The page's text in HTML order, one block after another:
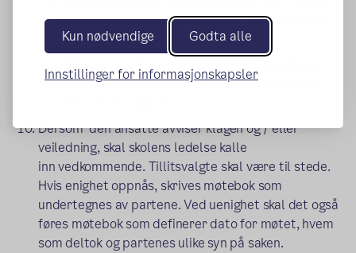
Kun nødvendige Godta alle
Innstillinger for informasjonskapsler
kommet frem til og er enige om, skrives ned og
undertegnes.
Etter en angitt periode er det nødvendig med
en evaluering for å forsikre seg om at ønsket
Dersom den ansatte avviser klagen og / eller
veiledning, skal skolens ledelse kalle
inn vedkommende. Tillitsvalgte skal være til stede.
Hvis enighet oppnås, skrives møtebok som
undertegnes av partene. Ved uenighet skal det også
føres møtebok som definerer dato for møtet, hvem
som deltok og partenes ulike syn på saken.